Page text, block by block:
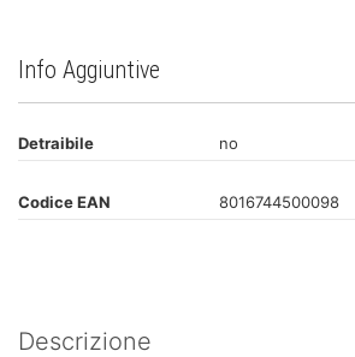
Info Aggiuntive
Detraibile no
Codice EAN 8016744500098
Descrizione